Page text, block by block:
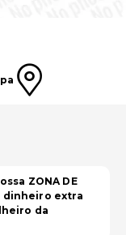
ZONA DE
dinheiro extra
da